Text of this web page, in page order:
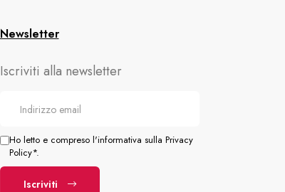
Newsletter
Iscriviti alla newsletter
Ho letto e compreso l'informativa sulla Privacy
Policy*.
Iscriviti